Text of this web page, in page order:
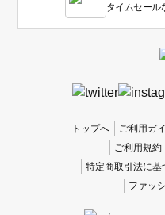
い
タイムセール
トップへ ご利用ガ
ご利用規約
特定商取引法に基
ファッ